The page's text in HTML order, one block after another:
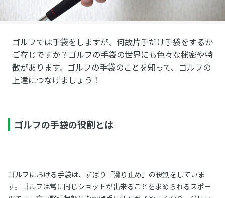
ゴルフでは手袋をしますが、何故片手だけ手袋をするか
ご存じですか？ゴルフの手袋の世界にも色々な秘密や特
徴があります。ゴルフの手袋のことを知って、ゴルフの
上達につなげましょう！
ゴルフの手袋の役割とは
ゴルフにおける手袋は、ずばり「滑り止め」の役割をしていま
す。ゴルフは常に同じショットが出来ることを求められるスポー